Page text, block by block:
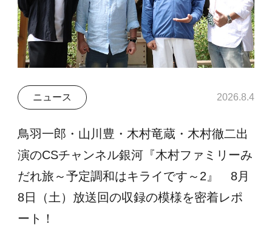
ニュース 2026.8.4
鳥羽一郎・山川豊・木村竜蔵・木村徹二出
演のCSチャンネル銀河『木村ファミリーみ
だれ旅～予定調和はキライです～2』 8月
8日（土）放送回の収録の模様を密着レポ
ート！